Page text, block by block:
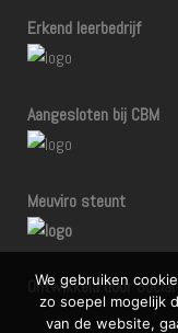
Erkend leerbedrijf
Aangesloten bij CBM
Meuviro steunt
Ontwikkeld door
We gebruiken
zo soepel mogelijk
van de website,